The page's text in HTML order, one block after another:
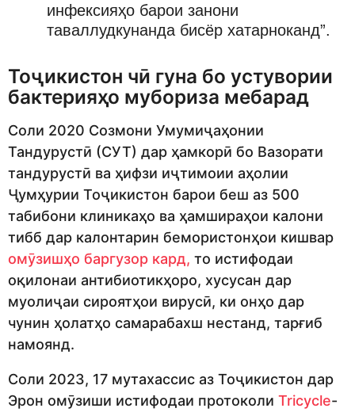
инфексияҳо барои занони
таваллудкунанда бисёр хатарноканд”.
Тоҷикистон чӣ гуна бо устувории
бактерияҳо мубориза мебарад
Соли 2020 Созмони Умумиҷаҳонии
Тандурустӣ (СУТ) дар ҳамкорӣ бо Вазорати
тандурустӣ ва ҳифзи иҷтимоии аҳолии
Ҷумҳурии Тоҷикистон барои беш аз 500
табибони клиникаҳо ва ҳамшираҳои калони
тибб дар калонтарин бемористонҳои кишвар
омӯзишҳо баргузор кард, то истифодаи
оқилонаи антибиотикҳоро, хусусан дар
муолиҷаи сироятҳои вирусӣ, ки онҳо дар
чунин ҳолатҳо самарабахш нестанд, тарғиб
намоянд.
Соли 2023, 17 мутахассис аз Тоҷикистон дар
Эрон омӯзиши истифодаи протоколи Tricycle-